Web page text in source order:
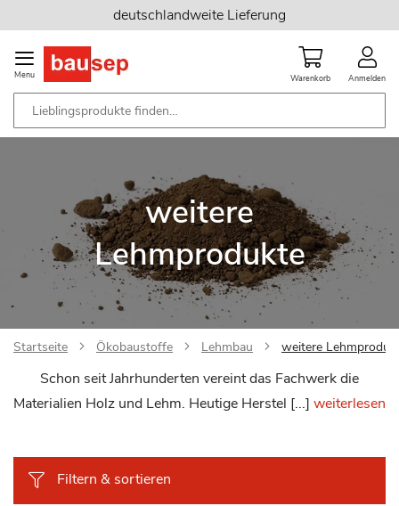
Inhalt
springen
deutschlandweite Lieferung
Menu Warenkorb Anmelden
weitere
Lehmprodukte
Startseite Ökobaustoffe Lehmbau weitere
Schon seit Jahrhunderten vereint das Fachwerk die
Materialien Holz und Lehm. Heutige Herstel [...] weiterlesen
Filtern & sortieren